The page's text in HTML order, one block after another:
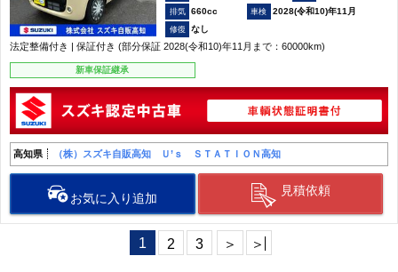
660cc
2028(令和10)年11月
なし
法定整備付き | 保証付き (部分保証 2028(令和10)年11月まで：60000km)
新車保証継承
高知県 （株）スズキ自販高知 Ｕ’ｓ ＳＴＡＴＩＯＮ高知
お気に入り追加
見積依頼
1 2 3 ＞ ＞